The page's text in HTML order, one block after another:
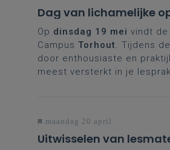
Dag van lichamelijke
Op dinsdag 19 mei vindt de
Campus Torhout. Tijdens
door enthousiaste en
meest versterkt in je
maandag 20 april
Uitwisselen van